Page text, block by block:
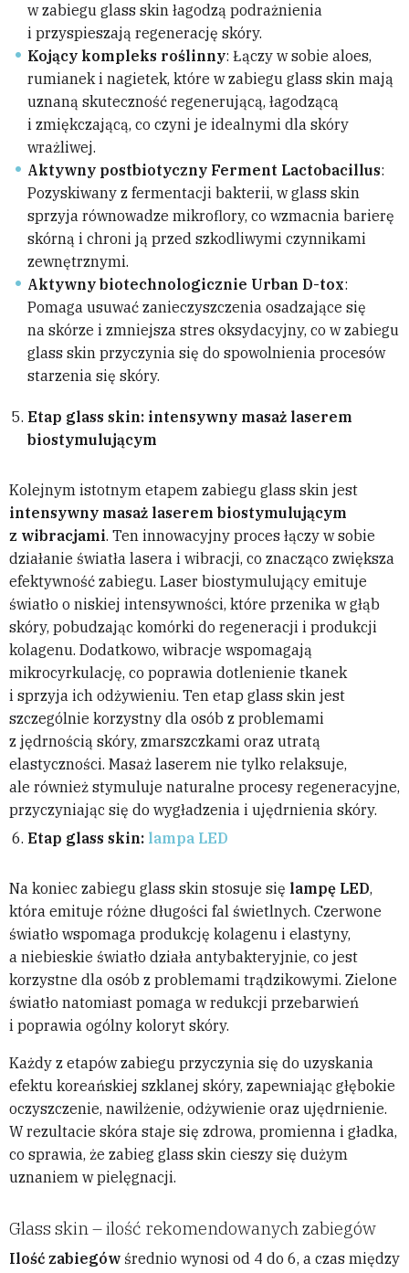
w zabiegu glass skin łagodzą podrażnienia
i przyspieszają regenerację skóry.
Kojący kompleks roślinny: Łączy w sobie aloes,
rumianek i nagietek, które w zabiegu glass skin mają
uznaną skuteczność regenerującą, łagodzącą
i zmiękczającą, co czyni je idealnymi dla skóry
wrażliwej.
Aktywny postbiotyczny Ferment Lactobacillus:
Pozyskiwany z fermentacji bakterii, w glass skin
sprzyja równowadze mikroflory, co wzmacnia barierę
skórną i chroni ją przed szkodliwymi czynnikami
zewnętrznymi.
Aktywny biotechnologicznie Urban D-tox:
Pomaga usuwać zanieczyszczenia osadzające się
na skórze i zmniejsza stres oksydacyjny, co w zabiegu
glass skin przyczynia się do spowolnienia procesów
starzenia się skóry.
Etap glass skin: intensywny masaż laserem
biostymulującym
Kolejnym istotnym etapem zabiegu glass skin jest
intensywny masaż laserem biostymulującym
z wibracjami. Ten innowacyjny proces łączy w sobie
działanie światła lasera i wibracji, co znacząco zwiększa
efektywność zabiegu. Laser biostymulujący emituje
światło o niskiej intensywności, które przenika w głąb
skóry, pobudzając komórki do regeneracji i produkcji
kolagenu. Dodatkowo, wibracje wspomagają
mikrocyrkulację, co poprawia dotlenienie tkanek
i sprzyja ich odżywieniu. Ten etap glass skin jest
szczególnie korzystny dla osób z problemami
z jędrnością skóry, zmarszczkami oraz utratą
elastyczności. Masaż laserem nie tylko relaksuje,
ale również stymuluje naturalne procesy regeneracyjne,
przyczyniając się do wygładzenia i ujędrnienia skóry.
Etap glass skin: lampa LED
Na koniec zabiegu glass skin stosuje się lampę LED,
która emituje różne długości fal świetlnych. Czerwone
światło wspomaga produkcję kolagenu i elastyny,
a niebieskie światło działa antybakteryjnie, co jest
korzystne dla osób z problemami trądzikowymi. Zielone
światło natomiast pomaga w redukcji przebarwień
i poprawia ogólny koloryt skóry.
Każdy z etapów zabiegu przyczynia się do uzyskania
efektu koreańskiej szklanej skóry, zapewniając głębokie
oczyszczenie, nawilżenie, odżywienie oraz ujędrnienie.
W rezultacie skóra staje się zdrowa, promienna i gładka,
co sprawia, że zabieg glass skin cieszy się dużym
uznaniem w pielęgnacji.
Glass skin – ilość rekomendowanych zabiegów
Ilość zabiegów średnio wynosi od 4 do 6, a czas między